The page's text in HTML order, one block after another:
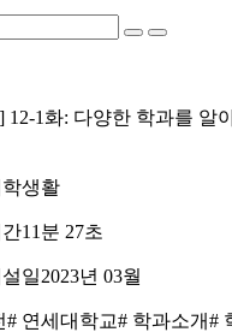
12-1화: 다양한 학과를 알
생활
11분 27초
일2023년 03월
# 연세대학교# 학과소개#